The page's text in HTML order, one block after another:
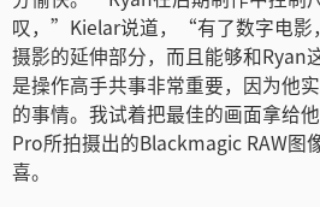
叹，”Kielar说道，“有了数字电影
摄影的延伸部分，而且能够和Ryan
是操作高手共事非常重要，因为他
的事情。我试着把最佳的画面拿给
Pro所拍摄出的Blackmagic RAW图
喜。